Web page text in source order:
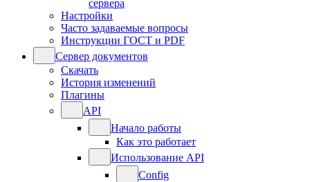
сервера
Настройки
Часто задаваемые вопросы
Инструкции ГОСТ и PDF
Сервер документов
Скачать
История изменений
Плагины
API
Начало работы
Как это работает
Использование API
Config